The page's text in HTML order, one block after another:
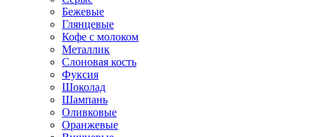
Бежевые
Глянцевые
Кофе с молоком
Металлик
Слоновая кость
Фуксия
Шоколад
Шампань
Оливковые
Оранжевые